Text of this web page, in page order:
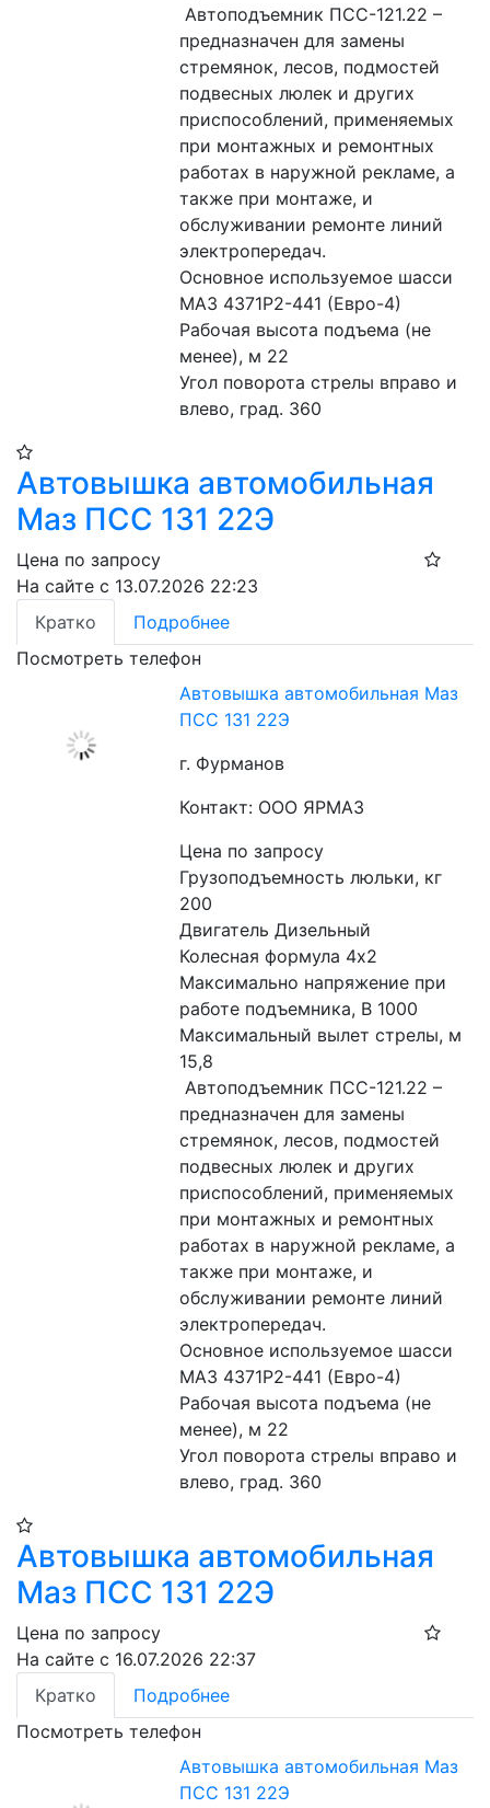
Автоподъемник ПСС-121.22 –
предназначен для замены
стремянок, лесов, подмостей
подвесных люлек и других
приспособлений, применяемых
при монтажных и ремонтных
работах в наружной рекламе, а
также при монтаже, и
обслуживании ремонте линий
электропередач.
Основное используемое шасси
МАЗ 4371Р2-441 (Евро-4)
Рабочая высота подъема (не
менее), м 22
Угол поворота стрелы вправо и
влево, град. 360
Автовышка автомобильная
Маз ПСС 131 22Э
Цена по запросу
На сайте с 13.07.2026 22:23
Кратко
Подробнее
Посмотреть телефон
Автовышка автомобильная Маз
ПСС 131 22Э
г. Фурманов
Контакт: ООО ЯРМАЗ
Цена по запросу
Грузоподъемность люльки, кг
200
Двигатель Дизельный
Колесная формула 4х2
Максимально напряжение при
работе подъемника, В 1000
Максимальный вылет стрелы, м
15,8
Автоподъемник ПСС-121.22 –
предназначен для замены
стремянок, лесов, подмостей
подвесных люлек и других
приспособлений, применяемых
при монтажных и ремонтных
работах в наружной рекламе, а
также при монтаже, и
обслуживании ремонте линий
электропередач.
Основное используемое шасси
МАЗ 4371Р2-441 (Евро-4)
Рабочая высота подъема (не
менее), м 22
Угол поворота стрелы вправо и
влево, град. 360
Автовышка автомобильная
Маз ПСС 131 22Э
Цена по запросу
На сайте с 16.07.2026 22:37
Кратко
Подробнее
Посмотреть телефон
Автовышка автомобильная Маз
ПСС 131 22Э